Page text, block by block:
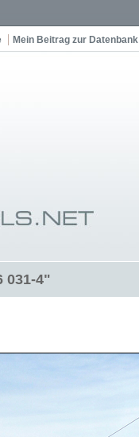
Mein Beitrag zur Datenbank
031-4"